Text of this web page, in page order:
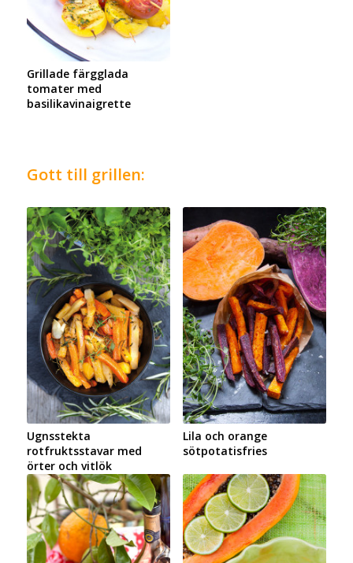
Grillade färgglada
tomater med
basilikavinaigrette
Gott till grillen:
Ugnsstekta
rotfruktsstavar med
örter och vitlök
Lila och orange
sötpotatisfries